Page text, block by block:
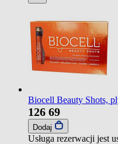
Biocell Beauty Shots,
126 69
Dodaj
Usługa rezerwacji jest